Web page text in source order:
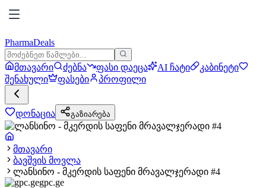
PharmaDeals
მთავარი ძებნა ფასი დაეცა AI ჩატი
კაბინეტი
შენახული
ფასები პროფილი
დონაცია გაზიარება
მთავარი
ბავშვის მოვლა
ლანსინო - მკერდის საფენი მრავალჯერადი #4
gpc.ge